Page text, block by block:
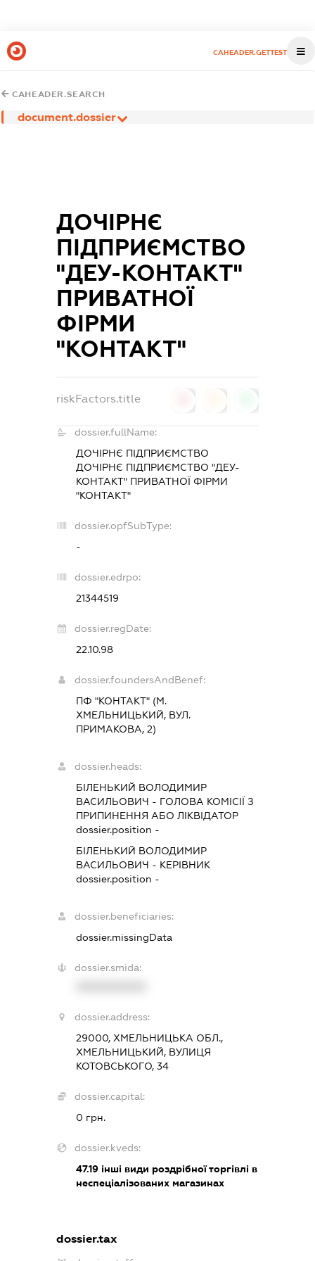
CAHEADER.GETTEST
CAHEADER.SEARCH
document.dossier
ДОЧІРНЄ
ПІДПРИЄМСТВО
"ДЕУ-КОНТАКТ"
ПРИВАТНОЇ
ФІРМИ
"КОНТАКТ"
riskFactors.title
dossier.fullName:
ДОЧІРНЄ ПІДПРИЄМСТВО
ДОЧІРНЄ ПІДПРИЄМСТВО "ДЕУ-
КОНТАКТ" ПРИВАТНОЇ ФІРМИ
"КОНТАКТ"
dossier.opfSubType:
-
dossier.edrpo:
21344519
dossier.regDate:
22.10.98
dossier.foundersAndBenef:
ПФ "КОНТАКТ" (М.
ХМЕЛЬНИЦЬКИЙ, ВУЛ.
ПРИМАКОВА, 2)
dossier.heads:
БІЛЕНЬКИЙ ВОЛОДИМИР
ВАСИЛЬОВИЧ - ГОЛОВА КОМІСІЇ З
ПРИПИНЕННЯ АБО ЛІКВІДАТОР
dossier.position -
БІЛЕНЬКИЙ ВОЛОДИМИР
ВАСИЛЬОВИЧ - КЕРІВНИК
dossier.position -
dossier.beneficiaries:
dossier.missingData
dossier.smida:
dossier.address:
29000, ХМЕЛЬНИЦЬКА ОБЛ.,
ХМЕЛЬНИЦЬКИЙ, ВУЛИЦЯ
КОТОВСЬКОГО, 34
dossier.capital:
0 грн.
dossier.kveds:
47.19 інші види роздрібної торгівлі в
неспеціалізованих магазинах
dossier.tax